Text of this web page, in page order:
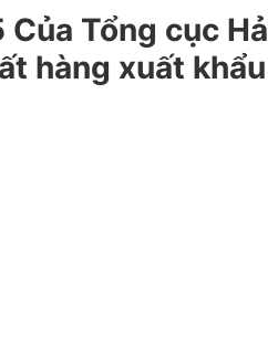
Tổng cục
hàng xuất